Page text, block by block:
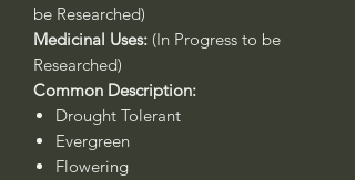
be Researched)
Medicinal Uses: (In Progress to be
Researched)
Common Description:
Drought Tolerant
Evergreen
Flowering